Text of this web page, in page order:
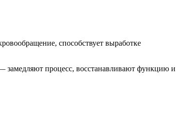
способствует выработке
замедляют процесс, восстанавливают функцию и